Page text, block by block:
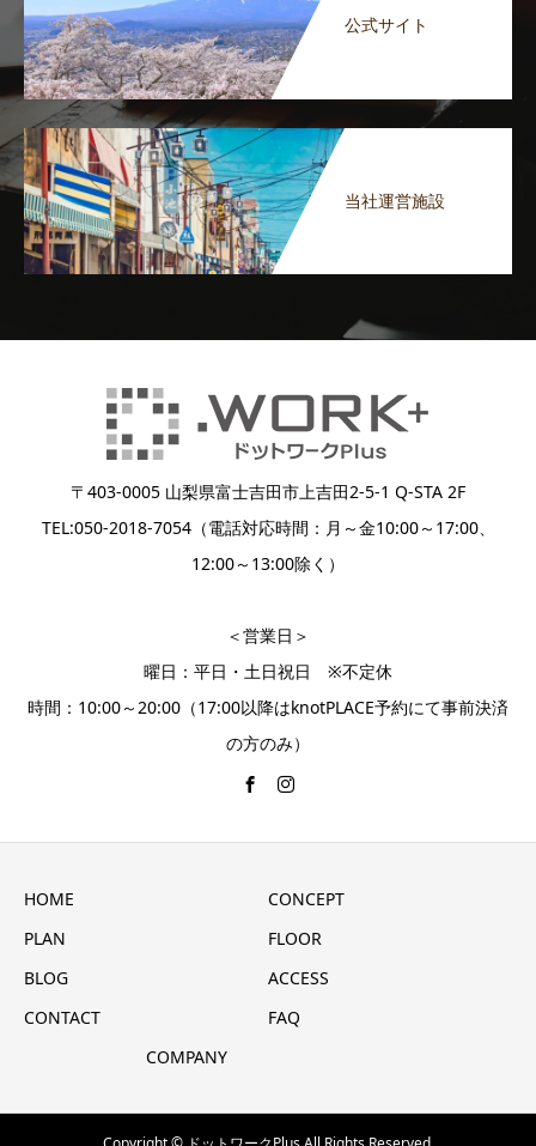
公式サイト
当社運営施設
〒403-0005 山梨県富士吉田市上吉田2-5-1 Q-STA 2F
TEL:050-2018-7054（電話対応時間：月～金10:00～17:00、
12:00～13:00除く）
＜営業日＞
曜日：平日・土日祝日 ※不定休
時間：10:00～20:00（17:00以降はknotPLACE予約にて事前決済
の方のみ）
HOME
CONCEPT
PLAN
FLOOR
BLOG
ACCESS
CONTACT
FAQ
COMPANY